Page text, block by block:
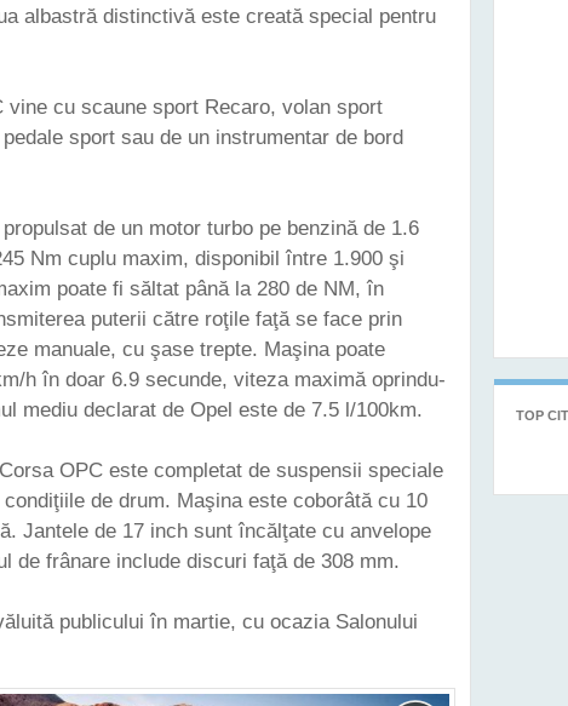
albastră distinctivă este creată special pentru
vine cu scaune sport Recaro, volan sport
sport sau de un instrumentar de bord
de un motor turbo pe benzină de 1.6
Nm cuplu maxim, disponibil între 1.900 şi
poate fi săltat până la 280 de NM, în
puterii către roţile faţă se face prin
manuale, cu şase trepte. Maşina poate
h în doar 6.9 secunde, viteza maximă oprindu-
mediu declarat de Opel este de 7.5 l/100km.
OPC este completat de suspensii speciale
de drum. Maşina este coborâtă cu 10
Jantele de 17 inch sunt încălţate cu anvelope
de frânare include discuri faţă de 308 mm.
publicului în martie, cu ocazia Salonului
TOP